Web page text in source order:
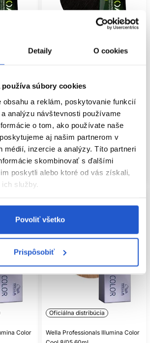
Detaily O cookies
súbory cookies
obsahu a reklám, poskytovanie funkcií
analýzu návštevnosti používame
o tom, ako používate naše
aj našim partnerom v
médií, inzercie a analýzy. Títo partneri
skombinovať s ďalšími
poskytli alebo ktoré od vás získali,
služby.
Povoliť všetko
Prispôsobiť
vlasy bez
permanentná farba na vlasy bez
amoniaku 4.8 60g
L'Oréal Professionnel
Oxidačné farby na vlasy
11.50 €
Kúpiť
Skladom ㅤ
Color
Oficiálna distribúcia
Wella Professionals Illumina Color